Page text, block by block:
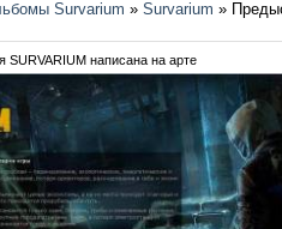
Survarium » Survarium »
SURVARIUM написана на арте